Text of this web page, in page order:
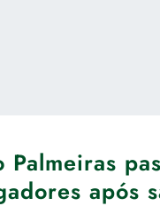
Palmeiras
após